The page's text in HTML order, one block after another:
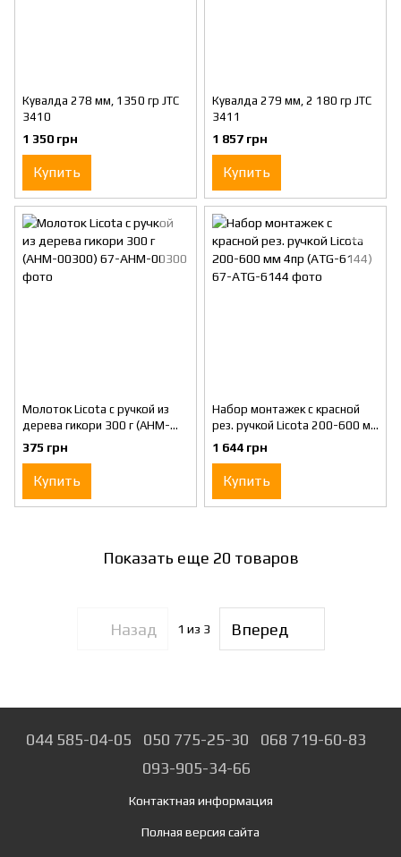
Кувалда 278 мм, 1350 гр JTC
3410
1 350 грн
Купить
Кувалда 279 мм, 2 180 гр JTC
3411
1 857 грн
Купить
Молоток Licota с ручкой из
дерева гикори 300 г (AHM-
00300)
375 грн
Купить
Набор монтажек с красной
рез. ручкой Licota 200-600 мм
4пр (ATG-6144)
1 644 грн
Купить
Показать еще 20 товаров
Назад 1 из 3 Вперед
044 585-04-05 050 775-25-30
068 719-60-83
093-905-34-66
Контактная информация
Полная версия сайта